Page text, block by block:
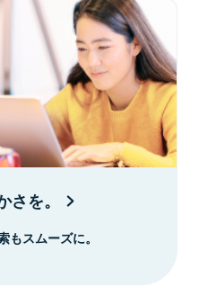
を。
スムーズに。